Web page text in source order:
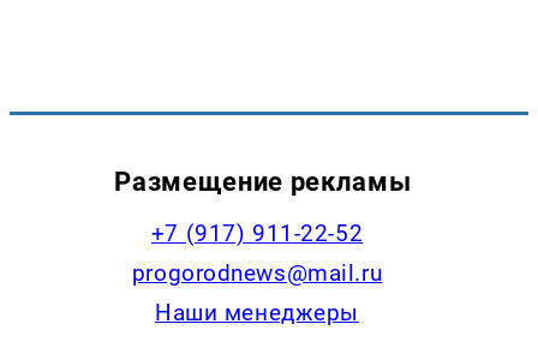
Размещение рекламы
+7 (917) 911-22-52
progorodnews@mail.ru
Наши менеджеры